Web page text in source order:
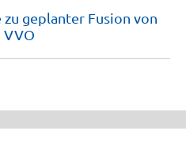
zu geplanter Fusion von
VVO